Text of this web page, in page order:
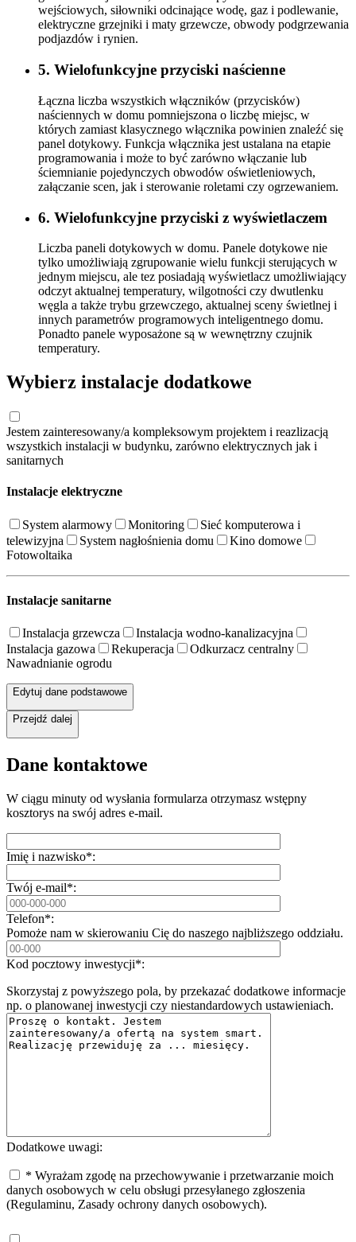
wejściowych, siłowniki odcinające wodę, gaz i podlewanie,
elektryczne grzejniki i maty grzewcze, obwody podgrzewania
podjazdów i rynien.
5. Wielofunkcyjne przyciski naścienne
Łączna liczba wszystkich włączników (przycisków)
naściennych w domu pomniejszona o liczbę miejsc, w
których zamiast klasycznego włącznika powinien znaleźć się
panel dotykowy. Funkcja włącznika jest ustalana na etapie
programowania i może to być zarówno włączanie lub
ściemnianie pojedynczych obwodów oświetleniowych,
załączanie scen, jak i sterowanie roletami czy ogrzewaniem.
6. Wielofunkcyjne przyciski z wyświetlaczem
Liczba paneli dotykowych w domu. Panele dotykowe nie
tylko umożliwiają zgrupowanie wielu funkcji sterujących w
jednym miejscu, ale tez posiadają wyświetlacz umożliwiający
odczyt aktualnej temperatury, wilgotności czy dwutlenku
węgla a także trybu grzewczego, aktualnej sceny świetlnej i
innych parametrów programowych inteligentnego domu.
Ponadto panele wyposażone są w wewnętrzny czujnik
temperatury.
Wybierz instalacje dodatkowe
Jestem zainteresowany/a kompleksowym projektem i reazlizacją
wszystkich instalacji w budynku, zarówno elektrycznych jak i
sanitarnych
Instalacje elektryczne
System alarmowy Monitoring
Sieć komputerowa i
telewizyjna
System nagłośnienia domu
Kino domowe
Fotowoltaika
Instalacje sanitarne
Instalacja grzewcza
Instalacja wodno-kanalizacyjna
Instalacja gazowa
Rekuperacja
Odkurzacz centralny
Nawadnianie ogrodu
Edytuj dane podstawowe
Przejdź dalej
Dane kontaktowe
W ciągu minuty od wysłania formularza otrzymasz wstępny
kosztorys na swój adres e-mail.
Imię i nazwisko*:
Twój e-mail*:
Telefon*:
Pomoże nam w skierowaniu Cię do naszego najbliższego oddziału.
Kod pocztowy inwestycji*:
Skorzystaj z powyższego pola, by przekazać dodatkowe informacje
np. o planowanej inwestycji czy niestandardowych ustawieniach.
Dodatkowe uwagi:
* Wyrażam zgodę na przechowywanie i przetwarzanie moich
danych osobowych w celu obsługi przesyłanego zgłoszenia
(Regulaminu, Zasady ochrony danych osobowych).